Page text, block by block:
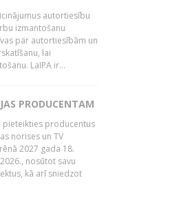
autortiesību
izmantošanu
par autortiesībām un
lai
LaIPA ir...
PRODUCENTAM
pieteikties producentus
norises un TV
2027 gada 18.
nosūtot savu
kā arī sniedzot